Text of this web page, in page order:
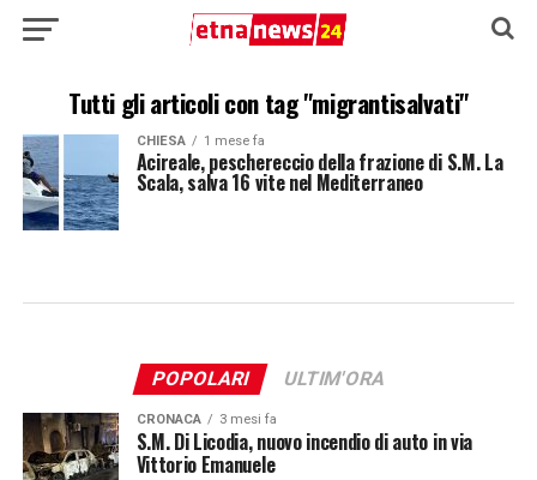
Tutti gli articoli con tag "migrantisalvati"
CHIESA 1 mese fa
Acireale, peschereccio della frazione di S.M. La
Scala, salva 16 vite nel Mediterraneo
POPOLARI ULTIM'ORA
CRONACA 3 mesi fa
S.M. Di Licodia, nuovo incendio di auto in via
Vittorio Emanuele